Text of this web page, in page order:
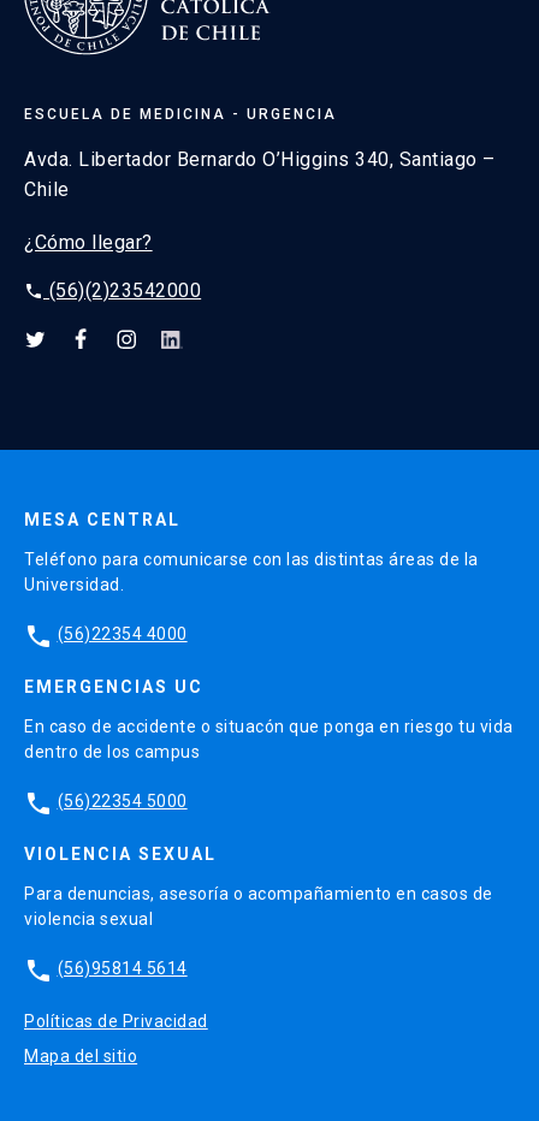
ESCUELA DE MEDICINA - URGENCIA
Avda. Libertador Bernardo O’Higgins 340, Santiago –
Chile
¿Cómo llegar?
phone (56)(2)23542000
MESA CENTRAL
Teléfono para comunicarse con las distintas áreas de la
Universidad.
phone (56)22354 4000
EMERGENCIAS UC
En caso de accidente o situacón que ponga en riesgo tu vida
dentro de los campus
phone (56)22354 5000
VIOLENCIA SEXUAL
Para denuncias, asesoría o acompañamiento en casos de
violencia sexual
phone (56)95814 5614
Políticas de Privacidad
Mapa del sitio